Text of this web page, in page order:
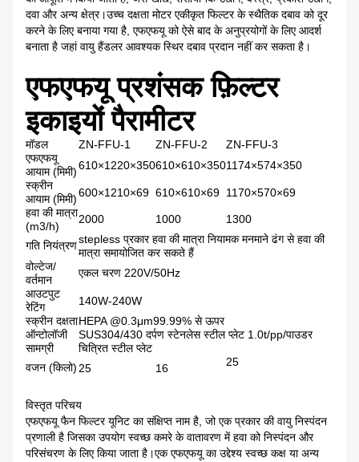
दवा और अन्य क्षेत्र।उच्च दक्षता मोटर एकीकृत फिल्टर के स्थैतिक दबाव को दूर
करने के लिए बनाया गया है, एफएफयू को ऐसे बाद के अनुप्रयोगों के लिए आदर्श
बनाता है जहां वायु हैंडलर आवश्यक स्थिर दबाव प्रदान नहीं कर सकता है।
एफएफयू प्रशंसक फ़िल्टर
इकाइयों पैरामीटर
मॉडल ZN-FFU-1 ZN-FFU-2
ZN-FFU-3
एफएफयू
आयाम (मिमी)610×1220×350610×610×3501174×574×350
स्क्रीन
आयाम (मिमी)600×1210×69 610×610×69 1170×570×69
हवा की मात्रा
(m3/h)
2000 1000 1300
गति नियंत्रणstepless प्रकार हवा की मात्रा नियामक मनमाने ढंग से हवा की
मात्रा समायोजित कर सकते हैं
वोल्टेज/
वर्तमान
एकल चरण 220V/50Hz
आउटपुट
रेटिंग
140W-240W
स्क्रीन दक्षताHEPA @0.3μm99.99% से ऊपर
ऑन्टोलॉजी
सामग्री
SUS304/430 दर्पण स्टेनलेस स्टील प्लेट 1.0t/pp/पाउडर
चित्रित स्टील प्लेट
वजन (किलो)25 16 25
विस्तृत परिचय
एफएफयू फैन फिल्टर यूनिट का संक्षिप्त नाम है, जो एक प्रकार की वायु निस्पंदन
प्रणाली है जिसका उपयोग स्वच्छ कमरे के वातावरण में हवा को निस्पंदन और
परिसंचरण के लिए किया जाता है।एक एफएफयू का उद्देश्य स्वच्छ कक्ष या अन्य